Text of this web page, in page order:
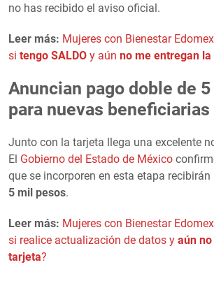
no has recibido el aviso oficial.
Leer más: Mujeres con Bienestar
si tengo SALDO y aún no me entregan la
Anuncian pago doble de
para nuevas beneficiarias
Junto con la tarjeta llega una excelente
El Gobierno del Estado de México
que se incorporen en esta etapa recibirán
5 mil pesos.
Leer más: Mujeres con Bienestar
si realice actualización de datos y aún
tarjeta?